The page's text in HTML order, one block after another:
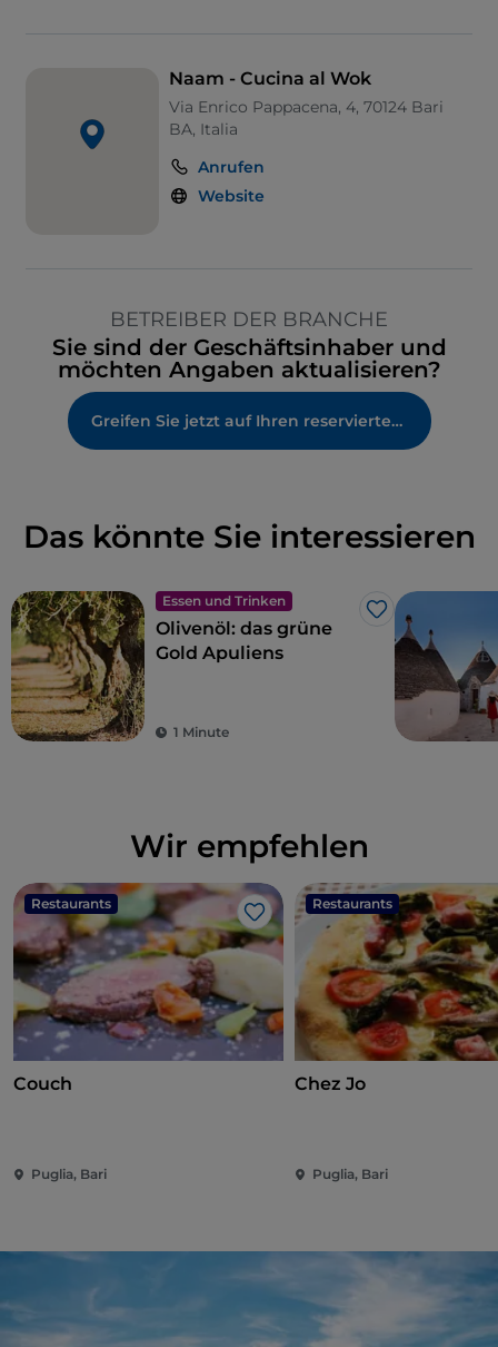
Naam - Cucina al Wok
Via Enrico Pappacena, 4, 70124 Bari
BA, Italia
Anrufen
Website
BETREIBER DER BRANCHE
Sie sind der Geschäftsinhaber und
möchten Angaben aktualisieren?
Greifen Sie jetzt auf Ihren reservierten Bereich zu
Das könnte Sie interessieren
Essen und Trinken
Like
Olivenöl: das grüne
Gold Apuliens
1 Minute
Wir empfehlen
Restaurants
Like
Couch
Puglia, Bari
Restaurants
Chez Jo
Puglia, Bari